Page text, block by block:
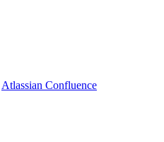
Atlassian Confluence